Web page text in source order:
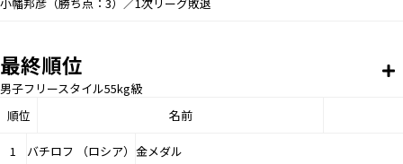
最終順位
男子フリースタイル55kg級
順位
名前
1 バチロフ （ロシア） 金メダル